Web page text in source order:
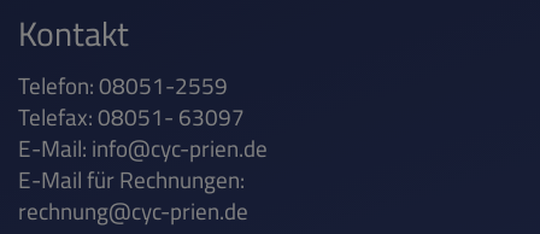
Kontakt
Telefon: 08051-2559
Telefax: 08051- 63097
E-Mail:info@cyc-prien.de
E-Mail für Rechnungen:
rechnung@cyc-prien.de